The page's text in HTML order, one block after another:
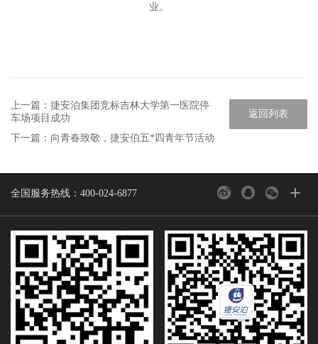
业。
上一篇： 捷安泊集团竞标吉林大学第一医院停
车场项目成功
下一篇： 向青春致敬，捷安伯五*四青年节活动
返回列表
全国服务热线：400-024-6877 +